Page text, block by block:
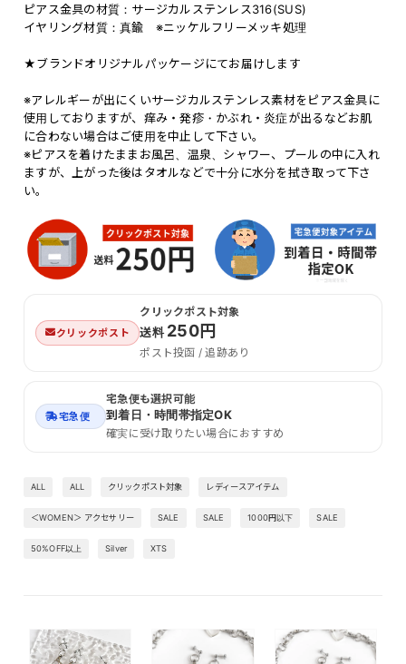
ピアス金具の材質：サージカルステンレス316(SUS)
イヤリング材質：真鍮 ※ニッケルフリーメッキ処理
★ブランドオリジナルパッケージにてお届けします
※アレルギーが出にくいサージカルステンレス素材をピアス金具に
使用しておりますが、痒み・発疹・かぶれ・炎症が出るなどお肌
に合わない場合はご使用を中止して下さい。
※ピアスを着けたままお風呂、温泉、シャワー、プールの中に入れ
ますが、上がった後はタオルなどで十分に水分を拭き取って下さ
い。
クリックポスト
クリックポスト対象
送料250円
ポスト投函 / 追跡あり
宅急便
宅急便も選択可能
到着日・時間帯指定OK
確実に受け取りたい場合におすすめ
ALL ALL クリックポスト対象 レディースアイテム
＜WOMEN＞ アクセサリー SALE SALE 1000円以下 SALE
50%OFF以上 Silver XTS